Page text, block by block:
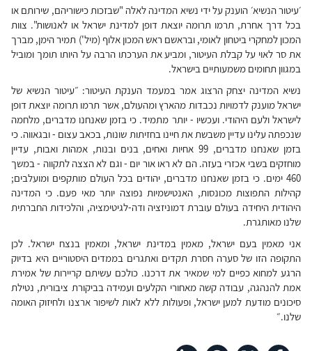
׳עיטור הנשיא׳ הוענק על ידי נשיא המדינה לאלה "שבזכות כישוריהם, שירותם או
בכל דרך אחרת, תרמו תרומה יוצאת דופן למדינת ישראל או לאנושות". צוות
המכון למחקרי ביטחון לאומי, ובראשם ראש המכון אלוף (מיל') תמיר הימן, מברך
את סר לאוי על קבלת העיטור, ומביע את הערכתו הרבה על היותו תומך ומוביל
במגוון תחומים משמעותיים בישראל.
נשיא המדינה יצחק הרצוג אמר במעמד הענקת העיטור: ״עיטור הנשיא של
ישראל מוענק לדמויות נכבדות מהארץ ומהעולם, אשר תרמו תרומה יוצאת דופן
לישראל ולעם היהודי. ועכשיו - יותר מתמיד. כי בזמן שאנחנו מדברים, מלחמה
שנכפתה עלינו עדיין משבשת את חיינו בחזיתות שונות, בכאב עצום - ובגאווה. כי
בזמן שאנחנו מדברים, 99 אחיות ואחים, בנים ובנות, אמהות ואבות, עדיין
מוחזקים בשבי אכזרי בעזה. הם לא ראו אור יום - וגם לא הצצה לתקווה - במשך
460 ימים. כי בזמן שאנחנו מדברים, יהודים בכל העולם מותקפים ומועלבים;
קהילות התפוצות מכונסות, האנטישמיות נפוצה יותר מאי פעם. כי המדינה
היהודית היחידה בעולם עוברת דמוניזציה ודה-לגיטימציה, והלכידות החברתית
שלנו מאותגרת.
אני מאמין בעם ישראל, מאמין במדינת ישראל, ומאמין בנצח ישראל. לכן
התקופה הזו של סערה חסרת תקדים ואתגרים בממדים היסטוריים היא בדיוק
הרגע למחוא כפיים למי שמאיר את דרכנו. כולכם עשיתם קריירות של אמירת
אמת להנהגה, עבודה קשה מאחורי הקלעים ועמידה בביקורת ציבורית, נטילת
סיכונים מודעת למען ישראל, ופעולות ללא לאות לשיפור ארצנו ולחיזוק האומה
שלנו.״